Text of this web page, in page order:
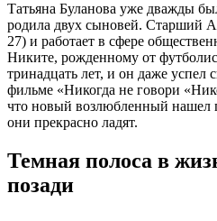
Татьяна Буланова уже дважды
родила двух сыновей. Старший
27) и работает в сфере
Никите, рожденному от
тринадцать лет, и он даже успел
фильме «Никогда не говори
что новый возлюбленный нашел
они прекрасно ладят.
Темная полоса в
позади